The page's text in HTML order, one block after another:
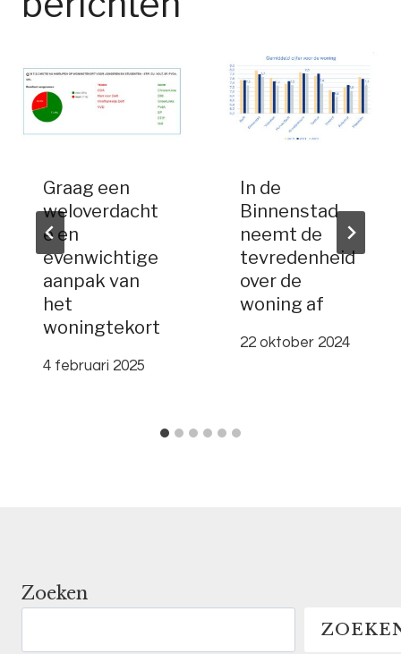
Graag een
weloverdacht
e en
evenwichtige
aanpak van
het
woningtekort
4 februari 2025
In de
Binnenstad
neemt de
tevredenheid
over de
woning af
22 oktober 2024
Zoeken